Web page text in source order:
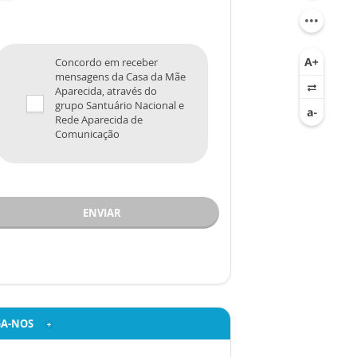
Concordo em receber
mensagens da Casa da Mãe
Aparecida, através do
grupo Santuário Nacional e
Rede Aparecida de
Comunicação
ENVIAR
NOS